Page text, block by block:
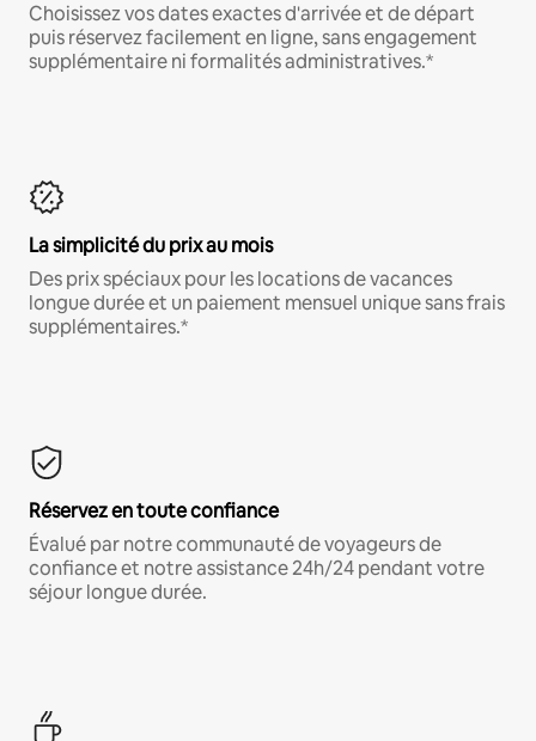
Choisissez vos dates exactes d'arrivée et de départ
puis réservez facilement en ligne, sans engagement
supplémentaire ni formalités administratives.*
La simplicité du prix au mois
Des prix spéciaux pour les locations de vacances
longue durée et un paiement mensuel unique sans frais
supplémentaires.*
Réservez en toute confiance
Évalué par notre communauté de voyageurs de
confiance et notre assistance 24h/24 pendant votre
séjour longue durée.